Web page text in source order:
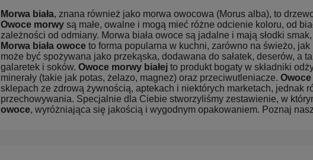
Morwa biała, znana również jako morwa owocowa (Morus alba), to
Owoce morwy są małe, owalne i mogą mieć różne odcienie koloru, od
zależności od odmiany. Morwa biała owoce są jadalne i mają słodki
Morwa biała owoceto forma popularna w kuchni, zarówno na świeżo,
może być spożywana jako przekąska, dodawana do sałatek, deserów, a
galaretek i soków. Owoce morwy białejto produkt bogaty w składniki
minerały (takie jak potas, żelazo, magnez) oraz przeciwutleniacze. Owoce
sklepach ze zdrową żywnością, aptekach i niektórych marketach, jednak
przechowywania. Specjalnie dla Ciebie stworzyliśmy zestawienie, w
owoce, wyróżniająca się jakością i wygodnym opakowaniem. Poznaj